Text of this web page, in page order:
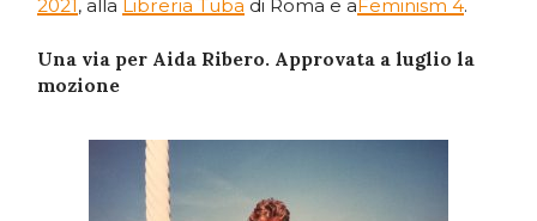
2021, alla Libreria Tuba di Roma e aFeminism 4.
Una via per Aida Ribero. Approvata a luglio la
mozione